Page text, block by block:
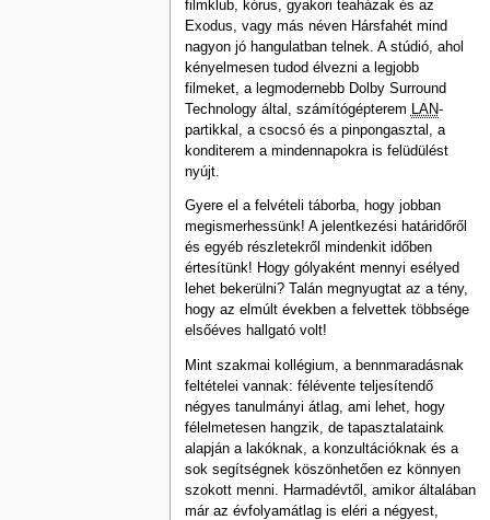
filmklub, kórus, gyakori teaházak és az
Exodus, vagy más néven Hársfahét mind
nagyon jó hangulatban telnek. A stúdió, ahol
kényelmesen tudod élvezni a legjobb
filmeket, a legmodernebb Dolby Surround
Technology által, számítógépterem
LAN-
partikkal, a csocsó és a pinpongasztal, a
konditerem a mindennapokra is felüdülést
nyújt.
Gyere el a felvételi táborba, hogy jobban
megismerhessünk! A jelentkezési határidőről
és egyéb részletekről mindenkit időben
értesítünk! Hogy gólyaként mennyi esélyed
lehet bekerülni? Talán megnyugtat az a tény,
hogy az elmúlt években a felvettek többsége
elsőéves hallgató volt!
Mint szakmai kollégium, a bennmaradásnak
feltételei vannak: félévente teljesítendő
négyes tanulmányi átlag, ami lehet, hogy
félelmetesen hangzik, de tapasztalataink
alapján a lakóknak, a konzultációknak és a
sok segítségnek köszönhetően ez könnyen
szokott menni. Harmadévtől, amikor általában
már az évfolyamátlag is eléri a négyest,